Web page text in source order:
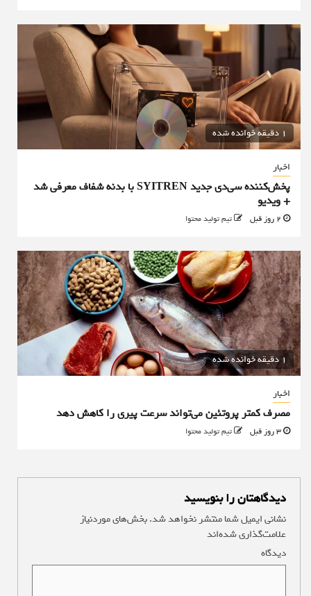
1 دقیقه خوانده شده
اخبار
پخش‌کننده سی‌دی جدید SYITREN با بدنه شفاف معرفی شد
+ ویدیو
تیم تولید محتوا
1 دقیقه خوانده شده
اخبار
مصرف کمتر پروتئین می‌تواند سرعت پیری را کاهش دهد
تیم تولید محتوا
دیدگاهتان را بنویسید
نشانی ایمیل شما منتشر نخواهد شد.بخش‌های موردنیاز
علامت‌گذاری شده‌اند
دیدگاه